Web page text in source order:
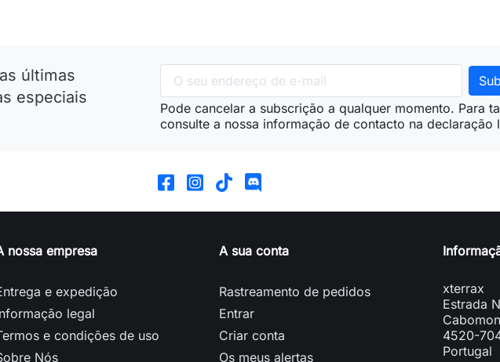
últimas
especiais
Pode cancelar a subscrição a qualquer momento. Para
consulte a nossa informação de contacto na declaração
nossa empresa
e expedição
legal
e condições de uso
Nós
A sua conta
Rastreamento de pedidos
Entrar
Criar conta
Os meus alertas
xterrax
Estrada
4520-
Portugal